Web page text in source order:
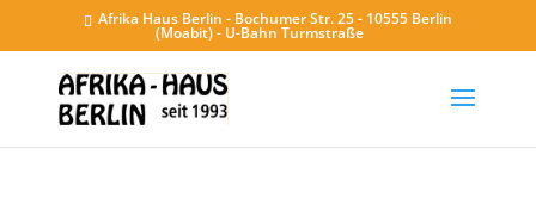
Afrika Haus Berlin - Bochumer Str. 25 - 10555 Berlin
(Moabit) - U-Bahn Turmstraße